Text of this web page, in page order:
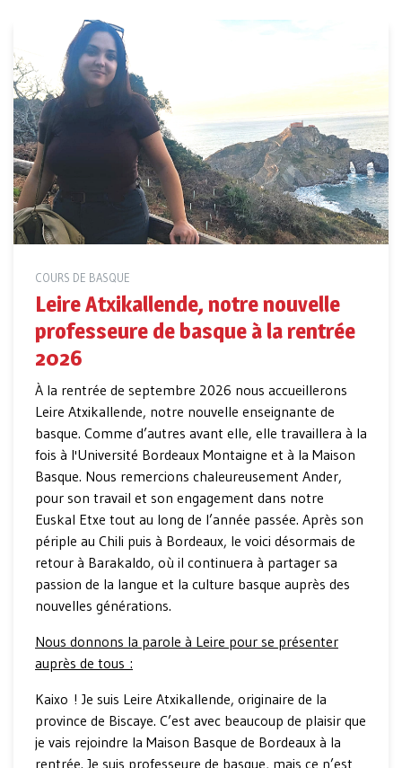
COURS DE BASQUE
Leire Atxikallende, notre nouvelle
professeure de basque à la rentrée
2026
À la rentrée de septembre 2026 nous accueillerons
Leire Atxikallende, notre nouvelle enseignante de
basque. Comme d’autres avant elle, elle travaillera à la
fois à l'Université Bordeaux Montaigne et à la Maison
Basque. Nous remercions chaleureusement Ander,
pour son travail et son engagement dans notre
Euskal Etxe tout au long de l’année passée. Après son
périple au Chili puis à Bordeaux, le voici désormais de
retour à Barakaldo, où il continuera à partager sa
passion de la langue et la culture basque auprès des
nouvelles générations.
Nous donnons la parole à Leire pour se présenter
auprès de tous :
Kaixo ! Je suis Leire Atxikallende, originaire de la
province de Biscaye. C’est avec beaucoup de plaisir que
je vais rejoindre la Maison Basque de Bordeaux à la
rentrée. Je suis professeure de basque, mais ce n’est